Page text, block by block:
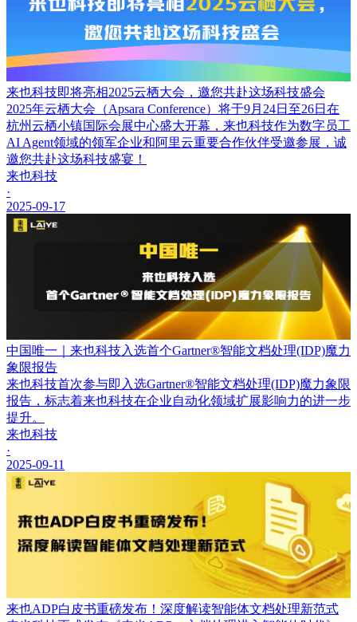
来也科技即将亮相2025云栖大会，邀您共赴这场科技盛会
2025年云栖大会（Apsara Conference）将于9月24日至26日在
杭州云栖小镇国际会展中心盛大开幕，来也科技作为数字员工
AI Agent领域的领军企业和阿里云重要合作伙伴受邀参展，诚
邀您共赴这场科技盛宴！
来也科技
·
2025-09-17
中国唯一｜来也科技入选首个Gartner®智能文档处理(IDP)魔力
象限报告
来也科技首次参与即入选Gartner®智能文档处理(IDP)魔力象限
报告，标志着来也科技在企业自动化领域扩展影响力的进一步
提升。
来也科技
·
2025-09-11
来也ADP白皮书重磅发布！深度解读智能体文档处理新范式